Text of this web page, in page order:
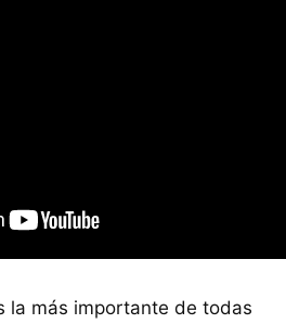
la más importante de todas